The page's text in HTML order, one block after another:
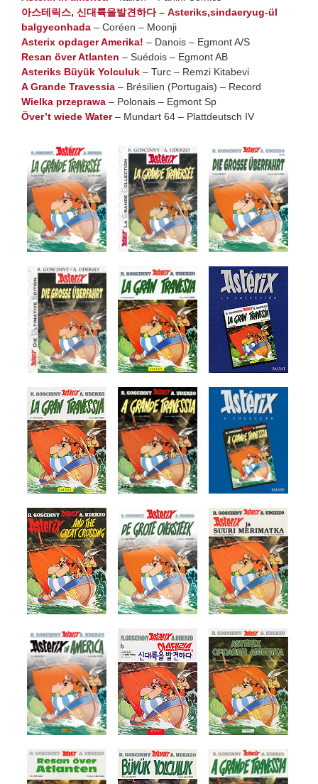
아스테릭스, 신대륙을발견하다 – Asteriks,sindaeryug-ül
balgyeonhada – Coréen – Moonji
Asterix opdager Amerika! – Danois – Egmont A/S
Resan över Atlanten – Suédois – Egmont AB
Asteriks Büyük Yolculuk – Turc – Remzi Kitabevi
A Grande Travessia – Brésilien (Portugais) – Record
Wielka przeprawa – Polonais – Egmont Sp
Över’t wiede Water– Mundart 64 – Plattdeutsch IV